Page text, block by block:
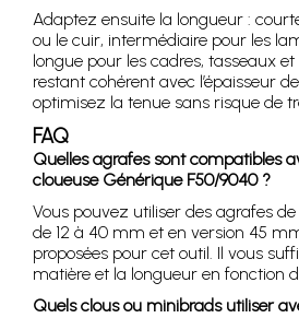
Adaptez ensuite la longueur :
ou le cuir, intermédiaire pour les
longue pour les cadres, tasseaux
restant cohérent avec l’épaisseur
optimisez la tenue sans risque de
FAQ
Quelles agrafes sont compatibles
cloueuse Générique F50/9040 ?
Vous pouvez utiliser des agrafes
de 12 à 40 mm et en version 45
proposées pour cet outil. Il vous
matière et la longueur en fonction
Quels clous ou minibrads utiliser